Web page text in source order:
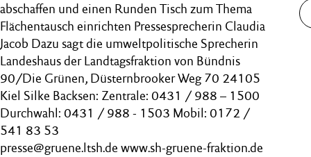
abschaffen und einen Runden Tisch zum Thema
Flächentausch einrichten Pressesprecherin Claudia
Jacob Dazu sagt die umweltpolitische Sprecherin
Landeshaus der Landtagsfraktion von Bündnis
90/Die Grünen, Düsternbrooker Weg 70 24105
Kiel Silke Backsen: Zentrale: 0431 / 988 – 1500
Durchwahl: 0431 / 988 - 1503 Mobil: 0172 /
541 83 53
presse@gruene.ltsh.de www.sh-gruene-fraktion.de